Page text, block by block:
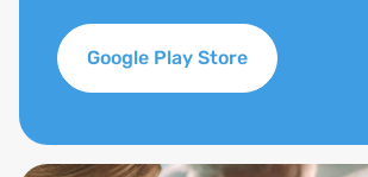
Google Play Store